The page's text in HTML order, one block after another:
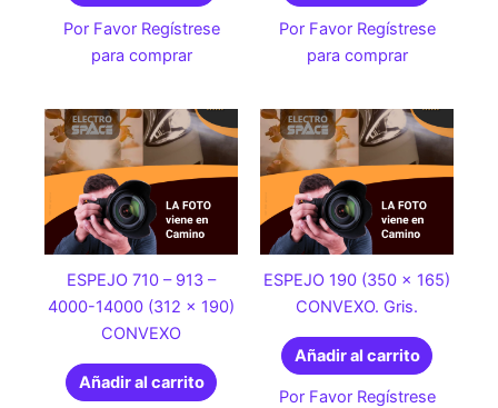
Por Favor Regístrese
para comprar
Por Favor Regístrese
para comprar
ESPEJO 710 – 913 –
4000-14000 (312 x 190)
CONVEXO
Añadir al carrito
ESPEJO 190 (350 x 165)
CONVEXO. Gris.
Añadir al carrito
Por Favor Regístrese